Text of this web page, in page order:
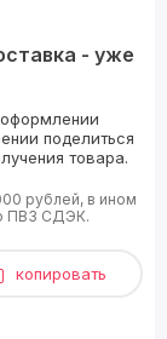
- уже
поделиться
товара.
рублей, в ином
ПВЗ СДЭК.
копировать